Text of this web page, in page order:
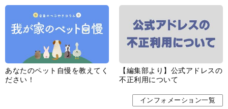
あなたのペット自慢を教えてく
ださい！
【編集部より】公式アドレスの
不正利用について
インフォメーション一覧